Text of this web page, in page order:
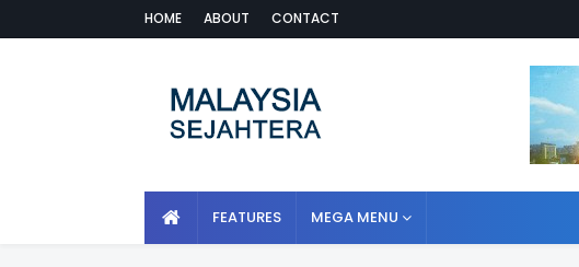
HOME ABOUT CONTACT
FEATURES MEGA MENU